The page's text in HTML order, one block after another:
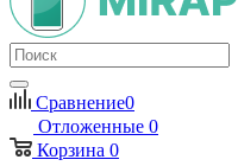
Сравнение0
Отложенные 0
Корзина 0